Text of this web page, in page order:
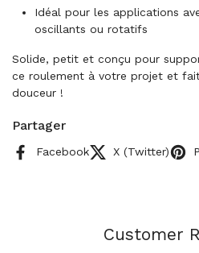
Idéal pour les applications
oscillants ou rotatifs
Solide, petit et conçu pour
ce roulement à votre projet et
douceur !
Partager
Facebook X (Twitter)
Customer